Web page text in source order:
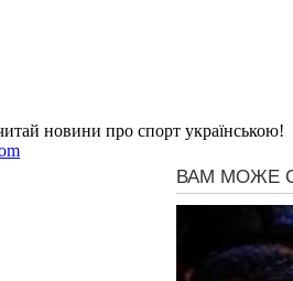
новини про спорт українською!